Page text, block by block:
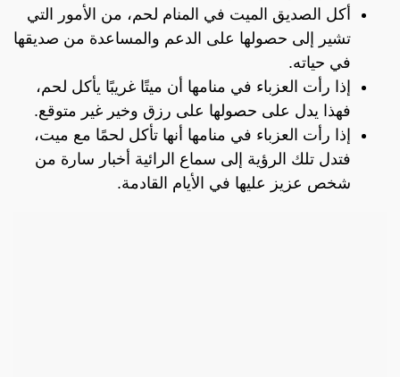
أكل الصديق الميت في المنام لحم، من الأمور التي
تشير إلى حصولها على الدعم والمساعدة من صديقها
في حياته.
إذا رأت العزباء في منامها أن ميتًا غريبًا يأكل لحم،
فهذا يدل على حصولها على رزق وخير غير متوقع.
إذا رأت العزباء في منامها أنها تأكل لحمًا مع ميت،
فتدل تلك الرؤية إلى سماع الرائية أخبار سارة من
شخص عزيز عليها في الأيام القادمة.